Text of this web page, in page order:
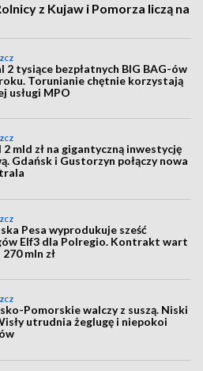
z Kujaw i Pomorza liczą na
2 tysiące bezpłatnych BIG BAG-ów
Torunianie chętnie korzystają
usługi MPO
2 mld zł na gigantyczną inwestycję
Gdańsk i Gustorzyn połączy nowa
Pesa wyprodukuje sześć
Elf3 dla Polregio. Kontrakt wart
mln zł
Pomorskie walczy z suszą. Niski
utrudnia żeglugę i niepokoi